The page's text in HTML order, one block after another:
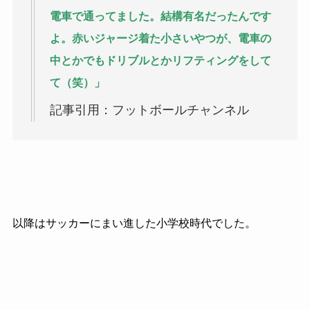
電車で通ってました。結構有名だったんです
よ。赤いジャージ着た小さいやつが、電車の
中とかでもドリブルとかリフティングをして
て（笑）」
記事引用：フットボールチャンネル
以降はサッカーにまい進した小学校時代でした。